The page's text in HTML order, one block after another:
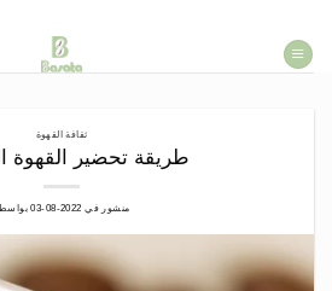
ثقافة القهوة
طريقة تحضير القهوة
منشور في 2022-08-03